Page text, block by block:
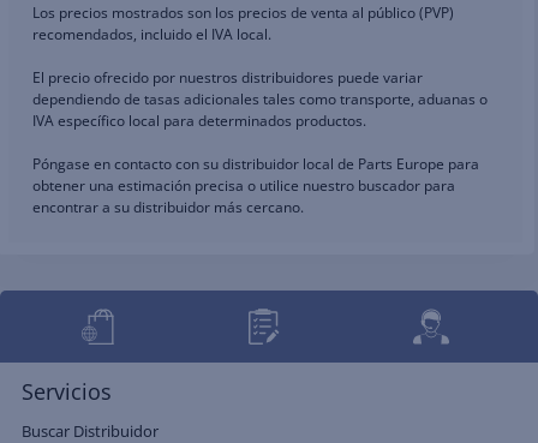
Los precios mostrados son los precios de venta al público (PVP)
recomendados, incluido el IVA local.
El precio ofrecido por nuestros distribuidores puede variar
dependiendo de tasas adicionales tales como transporte, aduanas o
IVA específico local para determinados productos.
Póngase en contacto con su distribuidor local de Parts Europe para
obtener una estimación precisa o utilice nuestro buscador para
encontrar a su distribuidor más cercano.
Servicios
Buscar Distribuidor